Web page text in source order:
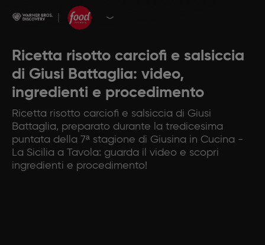
Ricetta risotto carciofi e salsiccia
di Giusi Battaglia: video,
ingredienti e procedimento
Ricetta risotto carciofi e salsiccia di Giusi
Battaglia, preparato durante la tredicesima
puntata della 7ª stagione di Giusina in Cucina -
La Sicilia a Tavola: guarda il video e scopri
ingredienti e procedimento!